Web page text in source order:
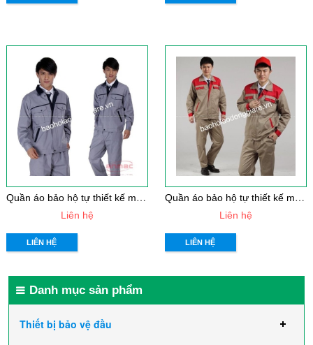
Q
uần áo bảo hộ tự thiết kế mẫu 15
Liên hệ
LIÊN HỆ
Q
uần áo bảo hộ tự thiết kế mẫu 14
Liên hệ
LIÊN HỆ
Danh mục sản phẩm
Thiết bị bảo vệ đầu